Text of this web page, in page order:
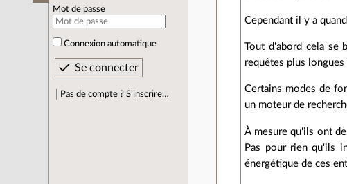
Mot de passe
Connexion automatique
Pas de compte ? S’inscrire…
Cependant il y a
Tout d'abord cela se
requêtes plus
Certains modes de
un moteur de
À mesure qu'ils ont
Pas pour rien qu'ils
énergétique de ces